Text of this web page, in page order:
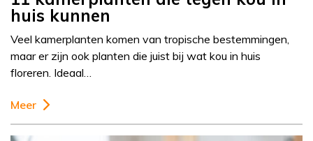
huis kunnen
Veel kamerplanten komen van tropische bestemmingen,
maar er zijn ook planten die juist bij wat kou in huis
floreren. Ideaal…
Meer